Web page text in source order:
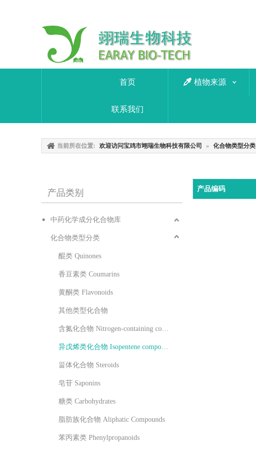
首页 植物来源
联系我们
当前所在位置: 欢迎访问宝鸡市翊瑞生物科技有限公司 » 化合物类型分类
产品类别
中药化学成分化合物库
化合物类型分类
醌类 Quinones
香豆素类 Coumarins
黄酮类 Flavonoids
其他类型化合物
甾体化合物 Steroids
皂苷 Saponins
糖类 Carbohydrates
脂肪族化合物 Aliphatic Compounds
苯丙素类 Phenylpropanoids
产品编码